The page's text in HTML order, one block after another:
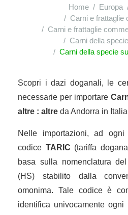
Home Europa
Carni e frattaglie
Carni e frattaglie commestibili, salate o in salamoia, secche o affumicate;
Carni della
Carni della specie
Scopri i dazi doganali, le
necessarie per importare
altre : altre da Andorra in
Nelle importazioni, ad
codice TARIC (tariffa
basa sulla nomenclatura
(HS) stabilito dalla
omonima. Tale codice è
identifica univocamente